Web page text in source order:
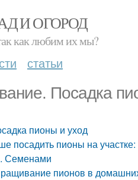
И ОГОРОД
как любим их мы?
статьи
Посадка
пионы и уход
посадить пионы на
Семенами
пионов в